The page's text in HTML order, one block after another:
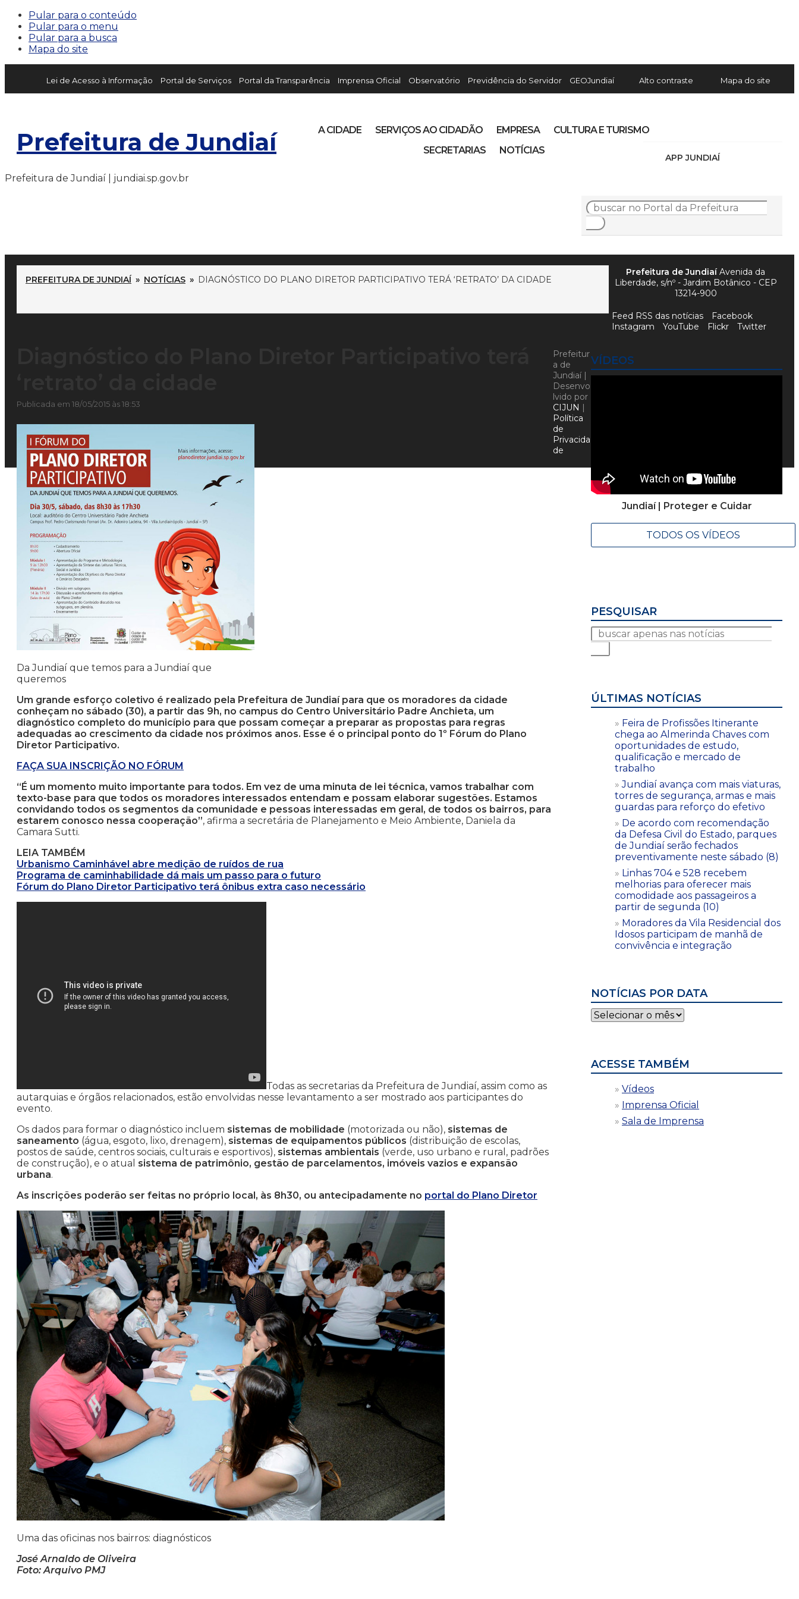
Pular para o conteúdo
Pular para o menu
Pular para a busca
Mapa do site
Lei de Acesso à Informação Portal de Serviços Portal da Transparência Imprensa Oficial Observatório Previdência do Servidor GEOJundiaí Alto contraste Mapa do site
Prefeitura de Jundiaí
APP JUNDIAÍ
A CIDADE SERVIÇOS AO CIDADÃO EMPRESA
CULTURA E TURISMO
SECRETARIAS
NOTÍCIAS
Prefeitura de Jundiaí | jundiai.sp.gov.br
PREFEITURA DE JUNDIAÍ » NOTÍCIAS » DIAGNÓSTICO DO PLANO DIRETOR PARTICIPATIVO TERÁ ‘RETRATO’ DA CIDADE
Publicada em 18/05/2015 às 18:53
Da Jundiaí que temos para a Jundiaí que
queremos
Um grande esforço coletivo é realizado pela Prefeitura de Jundiaí para que os moradores da cidade
conheçam no sábado (30), a partir das 9h, no campus do Centro Universitário Padre Anchieta, um
diagnóstico completo do município para que possam começar a preparar as propostas para regras
adequadas ao crescimento da cidade nos próximos anos. Esse é o principal ponto do 1º Fórum do Plano
Diretor Participativo.
FAÇA SUA INSCRIÇÃO NO FÓRUM
“É um momento muito importante para todos. Em vez de uma minuta de lei técnica, vamos trabalhar com
texto-base para que todos os moradores interessados entendam e possam elaborar sugestões. Estamos
convidando todos os segmentos da comunidade e pessoas interessadas em geral, de todos os bairros, para
estarem conosco nessa cooperação”, afirma a secretária de Planejamento e Meio Ambiente, Daniela da
Camara Sutti.
LEIA TAMBÉM
Urbanismo Caminhável abre medição de ruídos de rua
Programa de caminhabilidade dá mais um passo para o futuro
Fórum do Plano Diretor Participativo terá ônibus extra caso necessário
Todas as secretarias da Prefeitura de Jundiaí, assim como as
autarquias e órgãos relacionados, estão envolvidas nesse levantamento a ser mostrado aos participantes do
evento.
Os dados para formar o diagnóstico incluem sistemas de mobilidade (motorizada ou não), sistemas de
saneamento (água, esgoto, lixo, drenagem), sistemas de equipamentos públicos (distribuição de escolas,
postos de saúde, centros sociais, culturais e esportivos), sistemas ambientais (verde, uso urbano e rural, padrões
de construção), e o atual sistema de patrimônio, gestão de parcelamentos, imóveis vazios e expansão
urbana.
As inscrições poderão ser feitas no próprio local, às 8h30, ou antecipadamente no portal do Plano Diretor
Uma das oficinas nos bairros: diagnósticos
José Arnaldo de Oliveira
Foto: Arquivo PMJ
VÍDEOS
Jundiaí | Proteger e Cuidar
TODOS OS VÍDEOS
PESQUISAR
ÚLTIMAS NOTÍCIAS
Feira de Profissões Itinerante
chega ao Almerinda Chaves com
oportunidades de estudo,
qualificação e mercado de
trabalho
Jundiaí avança com mais viaturas,
torres de segurança, armas e mais
guardas para reforço do efetivo
De acordo com recomendação
da Defesa Civil do Estado, parques
de Jundiaí serão fechados
preventivamente neste sábado (8)
Linhas 704 e 528 recebem
melhorias para oferecer mais
comodidade aos passageiros a
partir de segunda (10)
Moradores da Vila Residencial dos
Idosos participam de manhã de
convivência e integração
NOTÍCIAS POR DATA
Notícias
por
ACESSE TAMBÉM
Vídeos
Imprensa Oficial
Sala de Imprensa
Prefeitura de JundiaíAvenida da
Liberdade, s/nº - Jardim Botânico - CEP
13214-900
Feed RSS das notícias
Facebook
Instagram
YouTube Flickr Twitter
Prefeitur
a de
Jundiaí |
Desenvo
lvido por
CIJUN |
Política
de
Privacida
de